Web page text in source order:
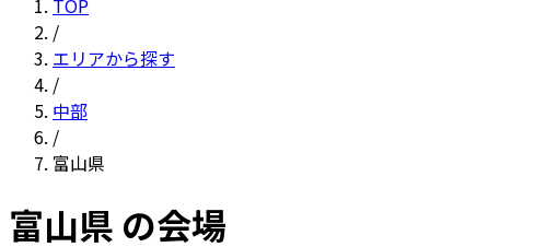
TOP
/
エリアから探す
/
中部
/
富山県
富山県 の会場